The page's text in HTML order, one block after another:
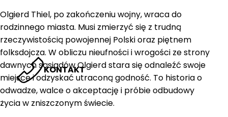
KONTAKT
Olgierd Thiel, po zakończeniu wojny, wraca do
rodzinnego miasta. Musi zmierzyć się z trudną
rzeczywistością powojennej Polski oraz piętnem
folksdojcza. W obliczu nieufności i wrogości ze strony
dawnych sąsiadów Olgierd stara się odnaleźć swoje
miejsce i odzyskać utraconą godność. To historia o
odwadze, walce o akceptację i próbie odbudowy
życia w zniszczonym świecie.